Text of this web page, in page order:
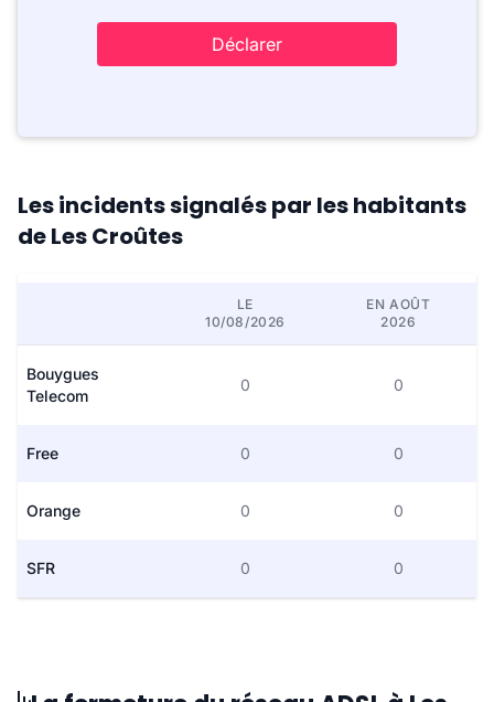
Déclarer
Les incidents signalés par les habitants
de Les Croûtes
LE
10/08/2026
EN AOÛT
2026
Bouygues
Telecom
0 0
Free 0 0
Orange 0 0
SFR 0 0